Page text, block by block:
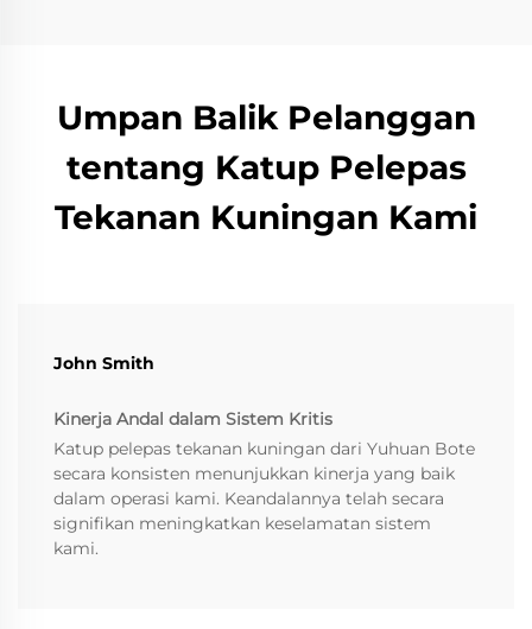
Umpan Balik Pelanggan
tentang Katup Pelepas
Tekanan Kuningan Kami
John Smith
Kinerja Andal dalam Sistem Kritis
Katup pelepas tekanan kuningan dari Yuhuan Bote
secara konsisten menunjukkan kinerja yang baik
dalam operasi kami. Keandalannya telah secara
signifikan meningkatkan keselamatan sistem
kami.